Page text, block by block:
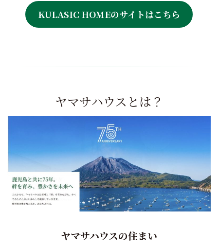
KULASIC HOMEのサイトはこちら
ヤマサハウスとは？
ヤマサハウスの住まい